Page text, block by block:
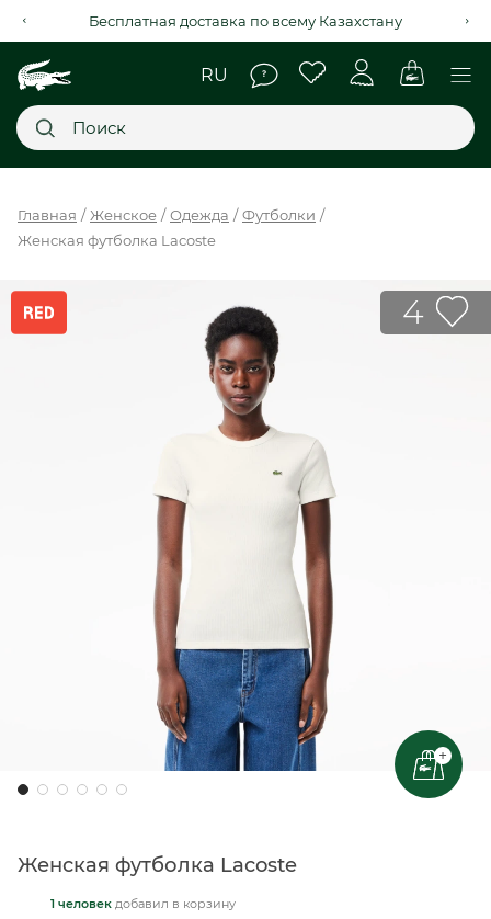
Рассрочка на 4 месяца через Kaspi Red+
НОВИНКИ
SALE
Главная Женское Одежда
Футболки
Женская футболка Lacoste
4
+
Женская футболка Lacoste
1 человек добавил в корзину